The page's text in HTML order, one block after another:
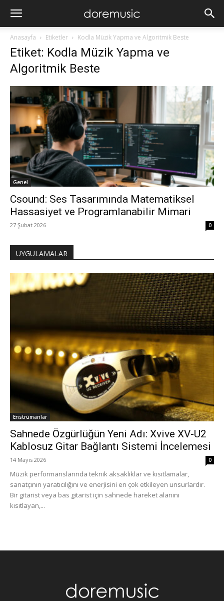
Anasayfa Etiketler Kodla Müzik Yapma ve Algoritmik Beste
Etiket: Kodla Müzik Yapma ve
Algoritmik Beste
Genel
Csound: Ses Tasarımında Matematiksel
Hassasiyet ve Programlanabilir Mimari
27 Şubat 2026 0
UYGULAMALAR
Enstrümanlar
Sahnede Özgürlüğün Yeni Adı: Xvive XV-U2
Kablosuz Gitar Bağlantı Sistemi İncelemesi
14 Mayıs 2026 0
Müzik performanslarında teknik aksaklıklar ve kısıtlamalar,
sanatçının yaratıcılığını ve enerjisini en çok etkileyen unsurlardır.
Bir gitarist veya bas gitarist için sahnede hareket alanını
kısıtlayan,...